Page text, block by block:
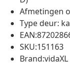
Afmetingen
Type deur:
SKU:151163
Brand:vidaXL